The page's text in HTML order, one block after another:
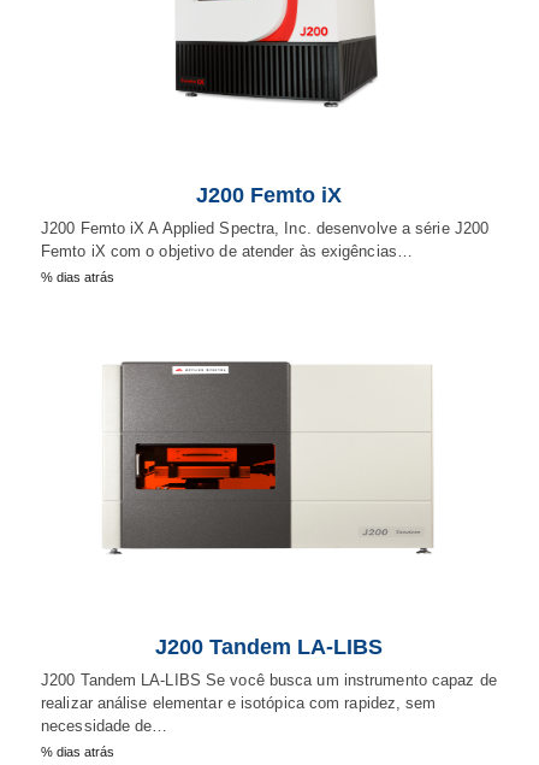
J200 Femto iX
J200 Femto iX A Applied Spectra, Inc. desenvolve a série J200
Femto iX com o objetivo de atender às exigências…
% dias atrás
J200 Tandem LA-LIBS
J200 Tandem LA-LIBS Se você busca um instrumento capaz de
realizar análise elementar e isotópica com rapidez, sem
necessidade de…
% dias atrás